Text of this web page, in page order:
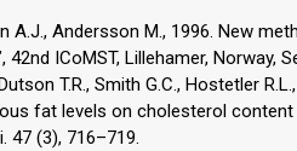
A.J., Andersson M., 1996. New
42nd ICoMST, Lillehamer, Norway,
T.R., Smith G.C., Hostetler
fat levels on cholesterol
47 (3), 716–719.